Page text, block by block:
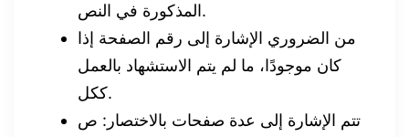
المذكورة في النص.
من الضروري الإشارة إلى رقم الصفحة إذا
كان موجودًا، ما لم يتم الاستشهاد بالعمل
ككل.
تتم الإشارة إلى عدة صفحات بالاختصار: ص